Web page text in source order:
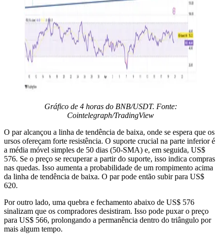
Gráfico de 4 horas do BNB/USDT. Fonte:
Cointelegraph/TradingView
O par alcançou a linha de tendência de baixa, onde se espera que os
ursos ofereçam forte resistência. O suporte crucial na parte inferior é
a média móvel simples de 50 dias (50-SMA) e, em seguida, US$
576. Se o preço se recuperar a partir do suporte, isso indica compras
nas quedas. Isso aumenta a probabilidade de um rompimento acima
da linha de tendência de baixa. O par pode então subir para US$
620.
Por outro lado, uma quebra e fechamento abaixo de US$ 576
sinalizam que os compradores desistiram. Isso pode puxar o preço
para US$ 566, prolongando a permanência dentro do triângulo por
mais algum tempo.